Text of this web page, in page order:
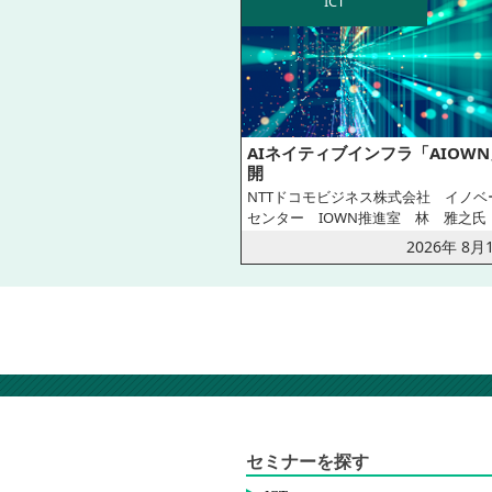
AIネイティブインフラ「
開
NTTドコモビジネス株式会社 イノベ
センター IOWN推進室 林 雅之氏
2026年 8月
セミナーを探す